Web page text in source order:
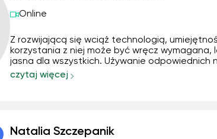
Online
Z rozwijającą się wciąż technologią,
korzystania z niej może być wręcz wymagana,
jasna dla wszystkich. Używanie odpowiednich
może nie tylko uprościć życie, ale i usprawnić i
czytaj więcej
Natalia Szczepanik